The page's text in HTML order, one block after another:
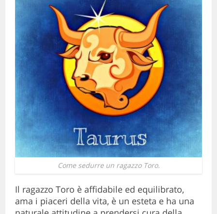
Come sedurre un ragazzo Toro.
Il ragazzo Toro è affidabile ed equilibrato,
ama i piaceri della vita, è un esteta e ha una